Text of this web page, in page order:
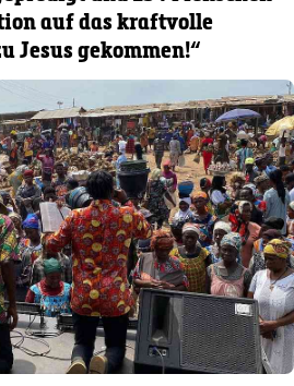
auf das kraftvolle
Jesus gekommen!“